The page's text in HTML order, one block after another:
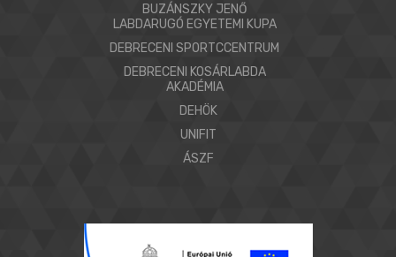
BUZÁNSZKY JENŐ
LABDARUGÓ EGYETEMI KUPA
DEBRECENI SPORTCCENTRUM
DEBRECENI KOSÁRLABDA
AKADÉMIA
DEHÖK
UNIFIT
ÁSZF